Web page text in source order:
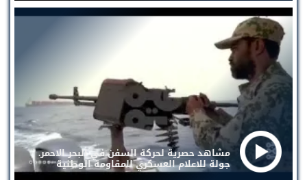
مشاهد حصرية لحركة السفن في البحر الاحمر.
جولة للاعلام العسكري للمقاومة الوطنية